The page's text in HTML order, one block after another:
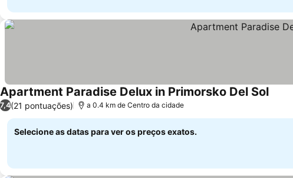
Apartment Paradise Delux in Primorsko Del Sol
7,4(21 pontuações) a 0.4 km de Centro da cidade
Selecione as datas para ver os preços exatos.